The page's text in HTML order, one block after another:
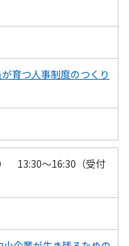
育つ人事制度のつくり
13:30～16:30（受付